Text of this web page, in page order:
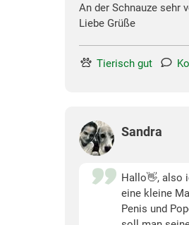
An der Schnauze sehr
Liebe Grüße
Tierisch gut
Sandra
Hallo👋, also
eine kleine
Penis und